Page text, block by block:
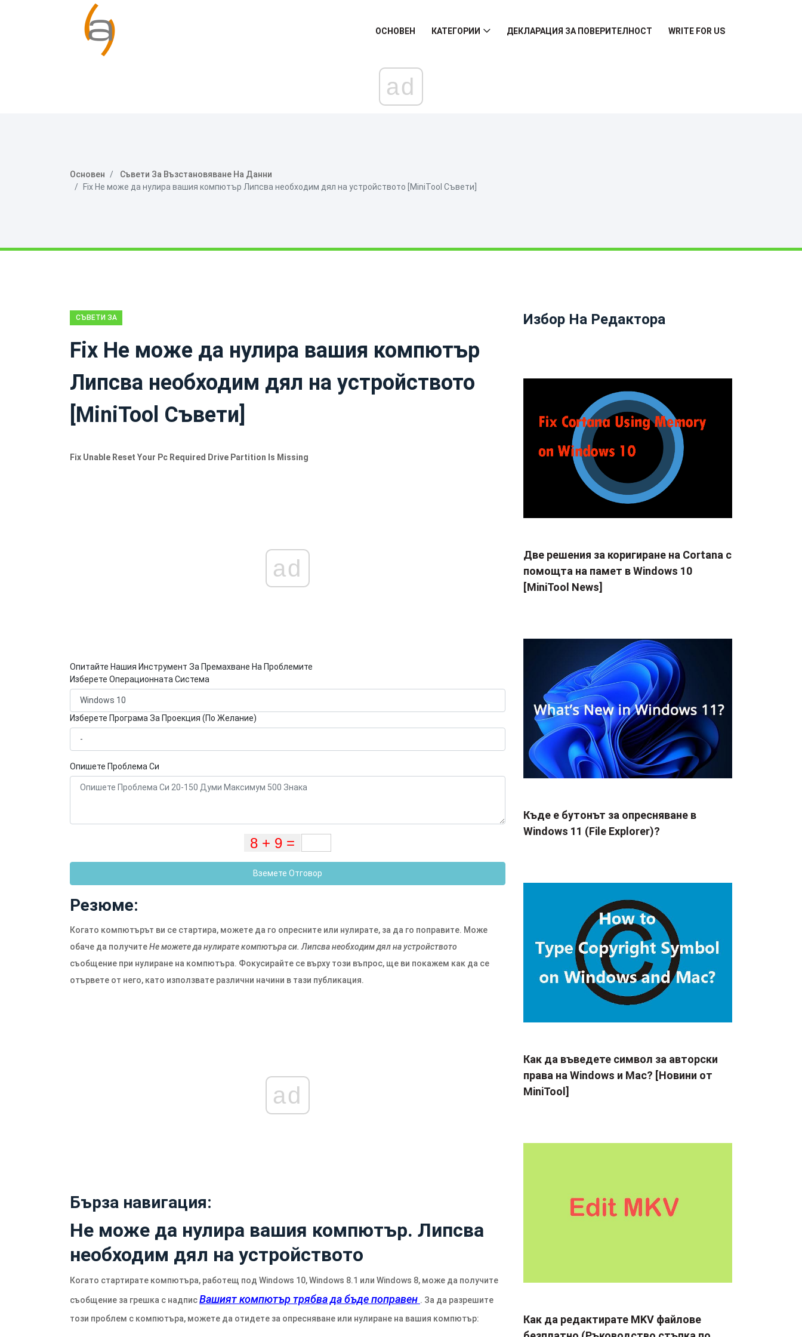
ОСНОВЕН КАТЕГОРИИ ДЕКЛАРАЦИЯ ЗА ПОВЕРИТЕЛНОСТ WRITE FOR US
ad
Основен
Съвети За Възстановяване На Данни
Fix Не може да нулира вашия компютър Липсва необходим дял на устройството [MiniTool Съвети]
СЪВЕТИ ЗА
НА ДАННИ
Fix Не може да нулира вашия компютър
Липсва необходим дял на устройството
[MiniTool Съвети]
Fix Unable Reset Your Pc Required Drive Partition Is Missing
ad
Опитайте Нашия Инструмент За Премахване На Проблемите
Изберете Операционната Система
Изберете Програма За Проекция (По Желание)
Опишете Проблема Си
Вземете Отговор
Резюме:
Когато компютърът ви се стартира, можете да го опресните или нулирате, за да го поправите. Може
обаче да получитеНе можете да нулирате компютъра си. Липсва необходим дял на устройството
съобщение при нулиране на компютъра. Фокусирайте се върху този въпрос, ще ви покажем как да се
отървете от него, като използвате различни начини в тази публикация.
ad
Бърза навигация:
Не може да нулира вашия компютър. Липсва
необходим дял на устройството
Когато стартирате компютъра, работещ под Windows 10, Windows 8.1 или Windows 8, може да получите
съобщение за грешка с надписВашият компютър трябва да бъде поправен . За да разрешите
този проблем с компютъра, можете да отидете за опресняване или нулиране на вашия компютър:
Избор На Редактора
Две решения за коригиране на Cortana с
помощта на памет в Windows 10
[MiniTool News]
Къде е бутонът за опресняване в
Windows 11 (File Explorer)?
Как да въведете символ за авторски
права на Windows и Mac? [Новини от
MiniTool]
Как да редактирате MKV файлове